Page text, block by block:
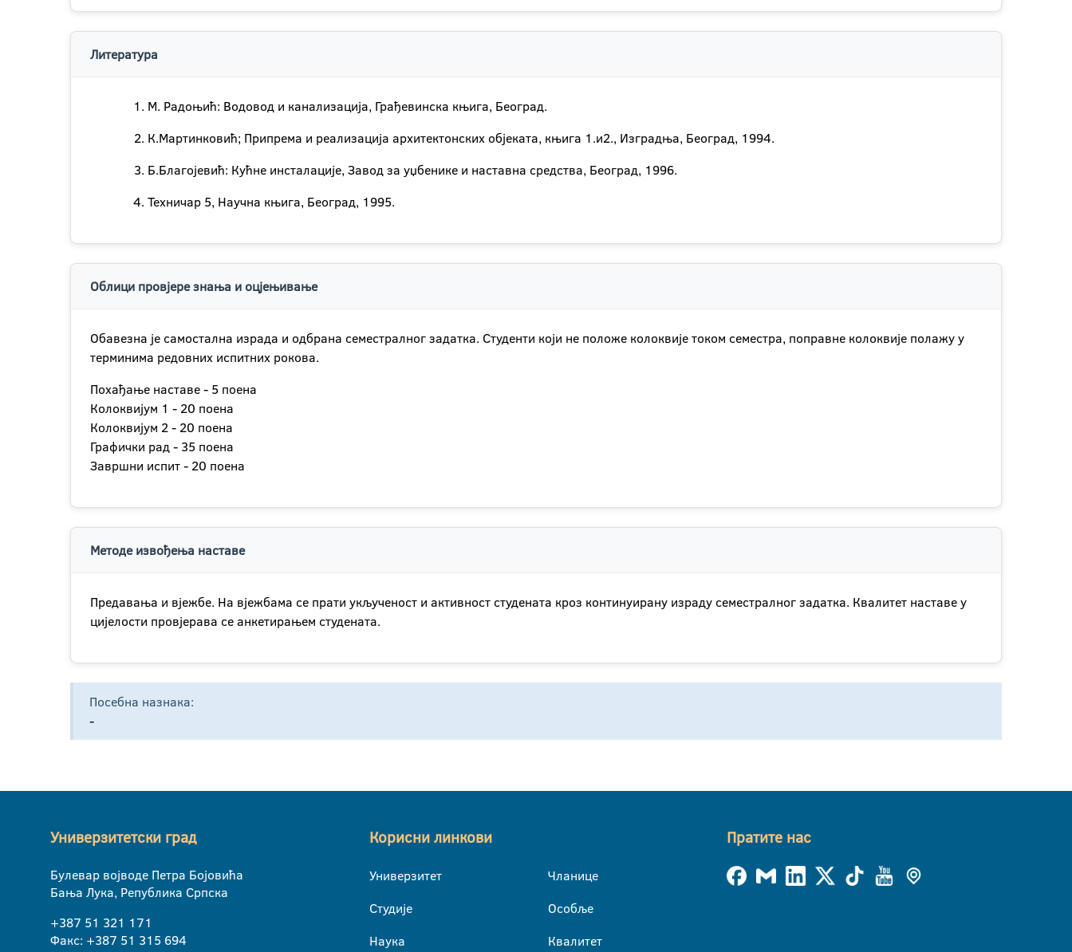
Литература
М. Радоњић: Водовод и канализација, Грађевинска књига, Београд.
К.Мартинковић; Припрема и реализација архитектонских објеката, књига 1.и2., Изградња, Београд, 1994.
Б.Благојевић: Кућне инсталације, Завод за уџбенике и наставна средства, Београд, 1996.
Техничар 5, Научна књига, Београд, 1995.
Облици провјере знања и оцјењивање
Обавезна је самостална израда и одбрана семестралног задатка. Студенти који не положе колоквије током семестра, поправне колоквије полажу у
терминима редовних испитних рокова.
Похађање наставе - 5 поена
Колоквијум 1 - 20 поена
Колоквијум 2 - 20 поена
Графички рад - 35 поена
Завршни испит - 20 поена
Методе извођења наставе
Предавања и вјежбе. На вјежбама се прати укљученост и активност студената кроз континуирану израду семестралног задатка. Квалитет наставе у
цијелости провјерава се анкетирањем студената.
Посебна назнака:
-
Универзитетски град
Булевар војводе Петра Бојовића
Бања Лука, Република Српска
+387 51 321 171
Факс: +387 51 315 694
Корисни линкови
Универзитет
Студије
Наука
Чланице
Особље
Квалитет
Пратите нас